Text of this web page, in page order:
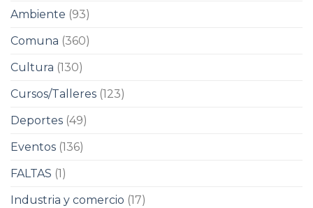
Ambiente (93)
Comuna (360)
Cultura (130)
Cursos/Talleres (123)
Deportes (49)
Eventos (136)
FALTAS (1)
Industria y comercio (17)